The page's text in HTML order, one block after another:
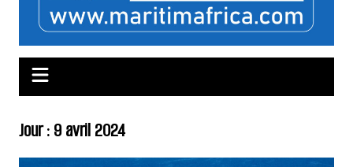
Jour :9 avril 2024